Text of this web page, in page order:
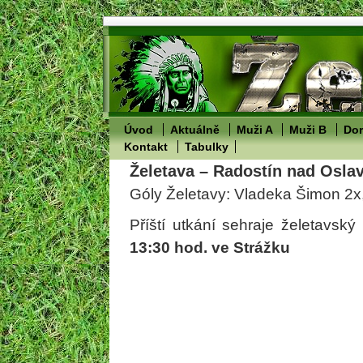
Úvod Aktuálně Muži A Muži B
Kontakt
Tabulky
Želetava – Radostín nad
Góly Želetavy: Vladeka Šimon
Příští utkání sehraje
13:30 hod. ve Strážku